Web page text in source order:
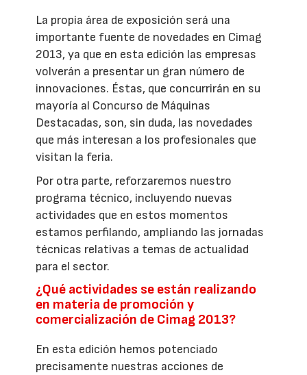
La propia área de exposición será una
importante fuente de novedades en Cimag
2013, ya que en esta edición las empresas
volverán a presentar un gran número de
innovaciones. Éstas, que concurrirán en su
mayoría al Concurso de Máquinas
Destacadas, son, sin duda, las novedades
que más interesan a los profesionales que
visitan la feria.
Por otra parte, reforzaremos nuestro
programa técnico, incluyendo nuevas
actividades que en estos momentos
estamos perfilando, ampliando las jornadas
técnicas relativas a temas de actualidad
para el sector.
¿Qué actividades se están realizando
en materia de promoción y
comercialización de Cimag 2013?
En esta edición hemos potenciado
precisamente nuestras acciones de